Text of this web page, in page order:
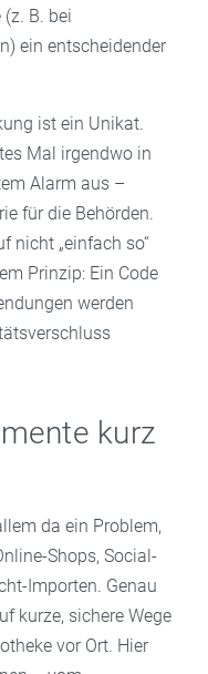
B. bei
ein entscheidender
ist ein Unikat.
Mal irgendwo in
Alarm aus –
für die Behörden.
nicht „einfach so“
Prinzip: Ein Code
werden
kurz
da ein Problem,
Shops, Social-
Importen. Genau
kurze, sichere Wege
vor Ort. Hier